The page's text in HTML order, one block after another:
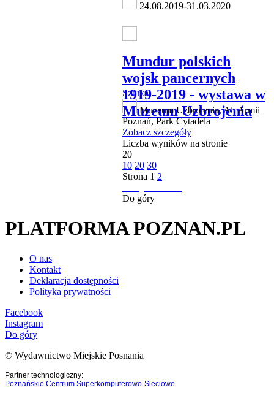
24.08.2019-31.03.2020
Mundur polskich
wojsk pancernych
1919-2019 - wystawa w
Muzeum Uzbrojenia
Sztuka
Muzeum Uzbrojenia, Al. Armii
Poznań, Park Cytadela
Zobacz szczegóły
Liczba wyników na stronie
20
10 20 30
Strona 1 2
Do góry
PLATFORMA POZNAN.PL
O nas
Kontakt
Deklaracja dostępności
Polityka prywatności
Facebook
Instagram
Do góry
© Wydawnictwo Miejskie Posnania
Partner technologiczny:
Poznańskie Centrum Superkomputerowo-Sieciowe